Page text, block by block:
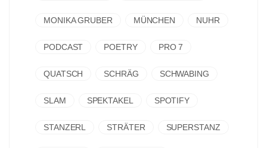
MONIKA GRUBER MÜNCHEN NUHR
PODCAST POETRY PRO 7
QUATSCH SCHRÄG SCHWABING
SLAM SPEKTAKEL SPOTIFY
STANZERL STRÄTER SUPERSTANZ